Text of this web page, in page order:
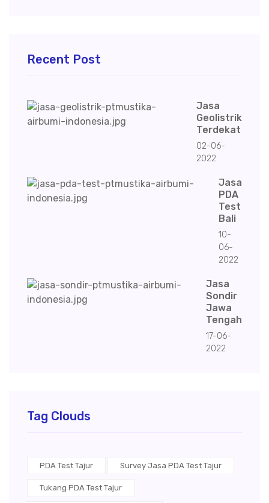
Recent Post
Jasa
Geolistrik
Terdekat
02-06-
2022
Jasa
PDA
Test
Bali
10-
06-
2022
Jasa
Sondir
Jawa
Tengah
17-06-
2022
Tag Clouds
PDA Test Tajur Survey Jasa PDA Test Tajur
Tukang PDA Test Tajur